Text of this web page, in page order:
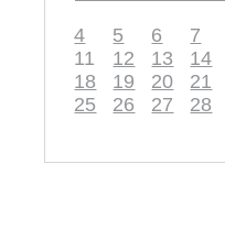
4
5 6 7
11
12 13 14
18
19 20 21
25
26 27 28